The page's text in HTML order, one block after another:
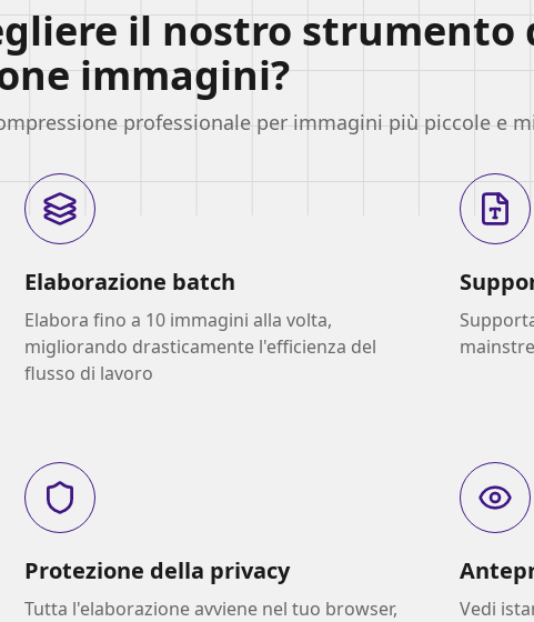
il nostro strumento
immagini?
professionale per immagini più piccole e
Elaborazione batch
Elabora fino a 10 immagini alla volta,
migliorando drasticamente l'efficienza del
flusso di lavoro
Protezione della privacy
Tutta l'elaborazione avviene nel tuo browser,
Vedi